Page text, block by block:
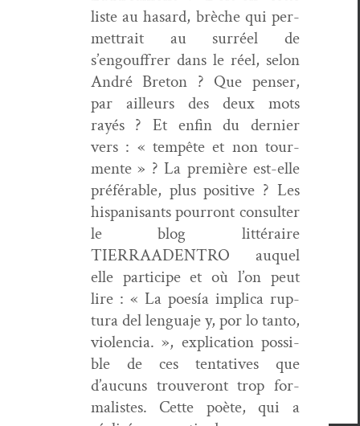
liste au hasard, brèche qui per­
me­t­trait au sur­réel de
s’engouffrer dans le réel, selon
André Bre­ton ? Que penser,
par ailleurs des deux mots
rayés ? Et enfin du dernier
vers : « tem­pête et non tour­
mente » ? La pre­mière est-elle
préférable, plus pos­i­tive ? Les
his­panisants pour­ront con­sul­ter
le blog lit­téraire
TIERRAADENTRO auquel
elle par­ticipe et où l’on peut
lire : « La poesía impli­ca rup­
tura del lengua­je y, por lo tan­to,
vio­len­cia. », expli­ca­tion pos­si­
ble de ces ten­ta­tives que
d’aucuns trou­veront trop for­
mal­istes. Cette poète, qui a